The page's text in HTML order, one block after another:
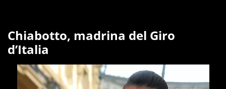
Chiabotto, madrina del Giro
d’Italia